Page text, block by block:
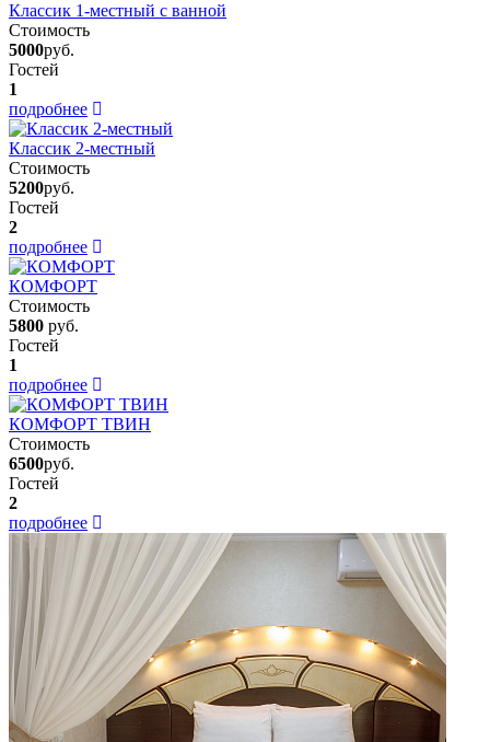
Классик 1-местный с ванной
Стоимость
5000руб.
Гостей
1
подробнее
Классик 2-местный
Стоимость
5200руб.
Гостей
2
подробнее
КОМФОРТ
Стоимость
5800 руб.
Гостей
1
подробнее
КОМФОРТ ТВИН
Стоимость
6500руб.
Гостей
2
подробнее